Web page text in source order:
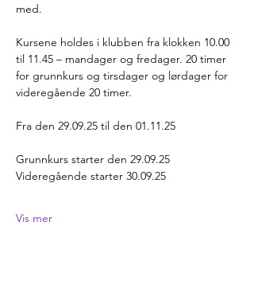
med.
Kursene holdes i klubben fra klokken 10.00
til 11.45 – mandager og fredager. 20 timer
for grunnkurs og tirsdager og lørdager for
videregående 20 timer.
Fra den 29.09.25 til den 01.11.25
Grunnkurs starter den 29.09.25
Videregående starter 30.09.25
Vis mer